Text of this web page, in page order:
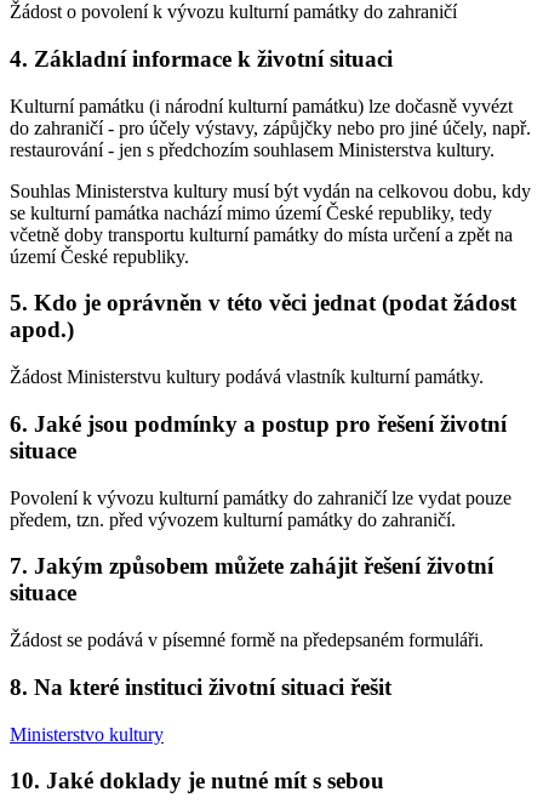
Žádost o povolení k vývozu kulturní památky do zahraničí
4. Základní informace k životní situaci
Kulturní památku (i národní kulturní památku) lze dočasně vyvézt
do zahraničí - pro účely výstavy, zápůjčky nebo pro jiné účely, např.
restaurování - jen s předchozím souhlasem Ministerstva kultury.
Souhlas Ministerstva kultury musí být vydán na celkovou dobu, kdy
se kulturní památka nachází mimo území České republiky, tedy
včetně doby transportu kulturní památky do místa určení a zpět na
území České republiky.
5. Kdo je oprávněn v této věci jednat (podat žádost
apod.)
Žádost Ministerstvu kultury podává vlastník kulturní památky.
6. Jaké jsou podmínky a postup pro řešení životní
situace
Povolení k vývozu kulturní památky do zahraničí lze vydat pouze
předem, tzn. před vývozem kulturní památky do zahraničí.
7. Jakým způsobem můžete zahájit řešení životní
situace
Žádost se podává v písemné formě na předepsaném formuláři.
8. Na které instituci životní situaci řešit
Ministerstvo kultury
10. Jaké doklady je nutné mít s sebou